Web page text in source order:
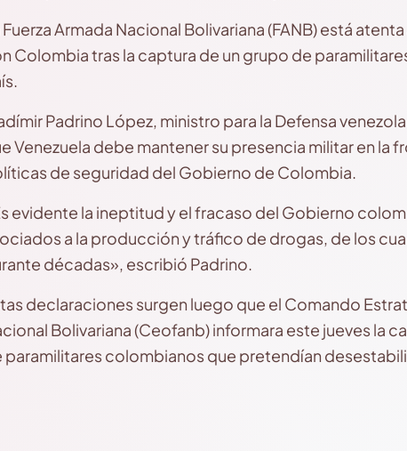
Fuerza Armada Nacional Bolivariana (FANB) está
Colombia tras la captura de un grupo de
Padrino López, ministro para la Defensa
Venezuela debe mantener su presencia militar en la
de seguridad del Gobierno de Colombia.
evidente la ineptitud y el fracaso del Gobierno
a la producción y tráfico de drogas, de los
décadas», escribió Padrino.
declaraciones surgen luego que el Comando
Bolivariana (Ceofanb) informara este jueves la
paramilitares colombianos que pretendían